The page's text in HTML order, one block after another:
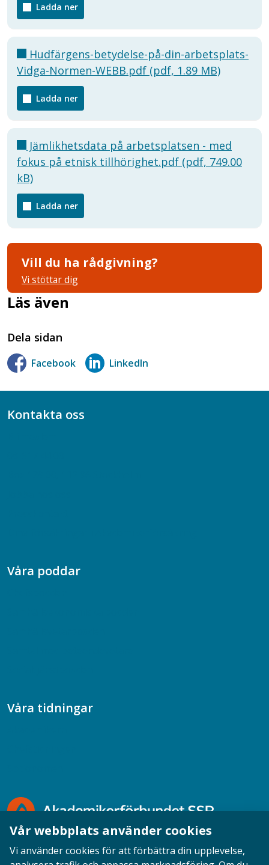
Ladda ner
Hudfärgens-betydelse-på-din-arbetsplats-
Vidga-Normen-WEBB.pdf (pdf, 1.89 MB)
Ladda ner
Jämlikhetsdata på arbetsplatsen - med
fokus på etnisk tillhörighet.pdf (pdf, 749.00
kB)
Ladda ner
Vill du ha rådgivning?
Vi stöttar dig
Läs även
Dela sidan
Facebook LinkedIn
Kontakta oss
Våra poddar
Våra tidningar
Vår webbplats använder cookies
Vi använder cookies för att förbättra din upplevelse,